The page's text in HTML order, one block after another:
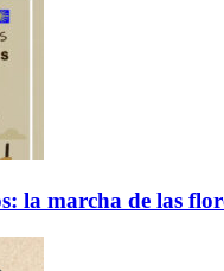
la marcha de las